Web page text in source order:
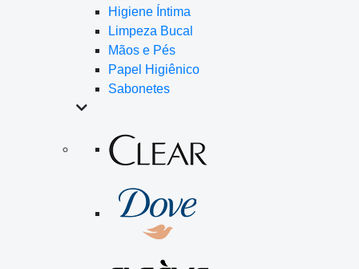
Higiene Íntima
Limpeza Bucal
Mãos e Pés
Papel Higiênico
Sabonetes